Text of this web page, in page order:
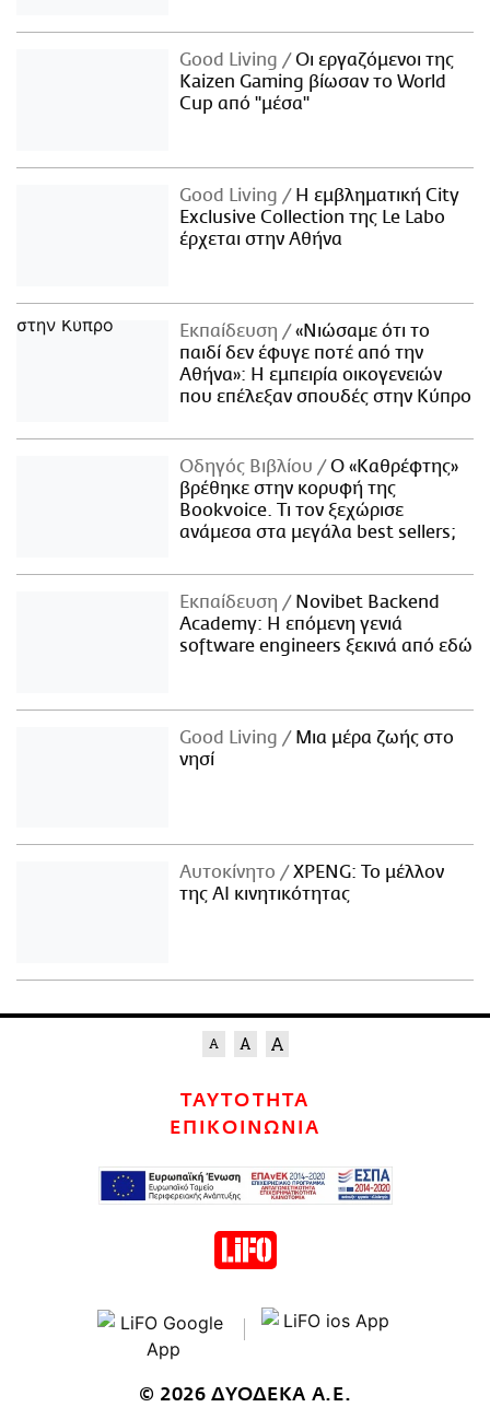
Good Living
Οι εργαζόμενοι της
Kaizen Gaming βίωσαν το World
Cup από "μέσα"
Good Living
Η εμβληματική City
Exclusive Collection της Le Labo
έρχεται στην Αθήνα
Εκπαίδευση
«Νιώσαμε ότι το
παιδί δεν έφυγε ποτέ από την
Αθήνα»: Η εμπειρία οικογενειών
που επέλεξαν σπουδές στην Κύπρο
Οδηγός Βιβλίου
Ο «Καθρέφτης»
βρέθηκε στην κορυφή της
Bookvoice. Τι τον ξεχώρισε
ανάμεσα στα μεγάλα best sellers;
Εκπαίδευση
Novibet Backend
Academy: Η επόμενη γενιά
software engineers ξεκινά από εδώ
Good Living
Μια μέρα ζωής στο
νησί
Αυτοκίνητο
XPENG: Το μέλλον
της AI κινητικότητας
ΤΑΥΤΟΤΗΤΑ
ΕΠΙΚΟΙΝΩΝΙΑ
© 2026 ΔΥΟΔΕΚΑ Α.Ε.